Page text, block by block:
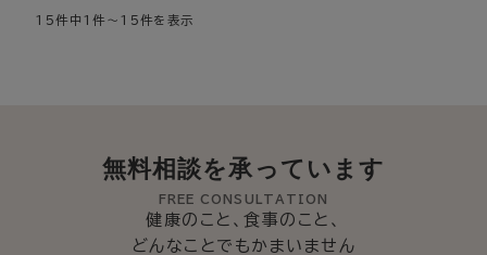
15件中1件～15件を表示
無料相談を承っています
FREE CONSULTATION
健康のこと、食事のこと、
どんなことでもかまいません